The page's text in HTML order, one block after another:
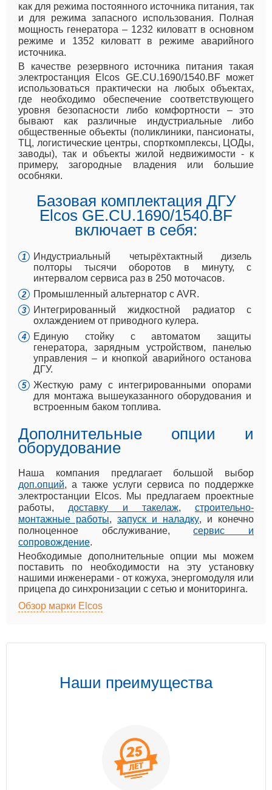
как для режима постоянного источника питания, так
и для режима запасного использования. Полная
мощность генератора – 1232 киловатт в основном
режиме и 1352 киловатт в режиме аварийного
источника.
В качестве резервного источника питания такая
электростанция Elcos GE.CU.1690/1540.BF может
использоваться практически на любых объектах,
где необходимо обеспечение соответствующего
уровня безопасности либо комфортности – это
бывают как различные индустриальные либо
общественные объекты (поликлиники, пансионаты,
ТЦ, логистические центры, спорткомплексы, ЦОДы,
заводы), так и объекты жилой недвижимости - к
примеру, загородные владения или большие
особняки.
Базовая комплектация ДГУ
Elcos GE.CU.1690/1540.BF
включает в себя:
Индустриальный четырёхтактный дизель
полторы тысячи оборотов в минуту, с
интервалом сервиса раз в 250 моточасов.
Промышленный альтернатор с AVR.
Интегрированный жидкостной радиатор с
охлаждением от приводного кулера.
Единую стойку с автоматом защиты
генератора, зарядным устройством, панелью
управления – и кнопкой аварийного останова
ДГУ.
Жесткую раму с интегрированными опорами
для монтажа вышеуказанного оборудования и
встроенным баком топлива.
Дополнительные опции и
оборудование
Наша компания предлагает большой выбор
доп.опций, а также услуги сервиса по поддержке
электростанции Elcos. Мы предлагаем проектные
работы, доставку и такелаж, строительно-
монтажные работы, запуск и наладку, и конечно
полноценное обслуживание,сервис и
сопровождение.
Необходимые дополнительные опции мы можем
поставить по необходимости на эту установку
нашими инженерами - от кожуха, энергомодуля или
прицепа до синхронизации с сетью и мониторинга.
Обзор марки Elcos
Наши преимущества